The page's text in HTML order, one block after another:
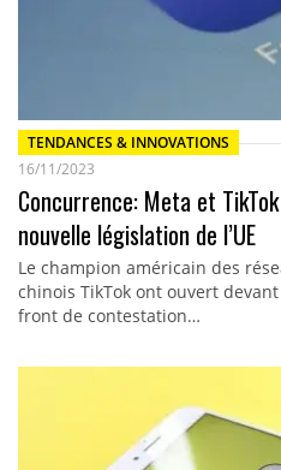
TENDANCES & INNOVATIONS
16/11/2023
Concurrence: Meta et
nouvelle législation de l’UE
Le champion américain des
chinois TikTok ont ouvert
front de contestation…